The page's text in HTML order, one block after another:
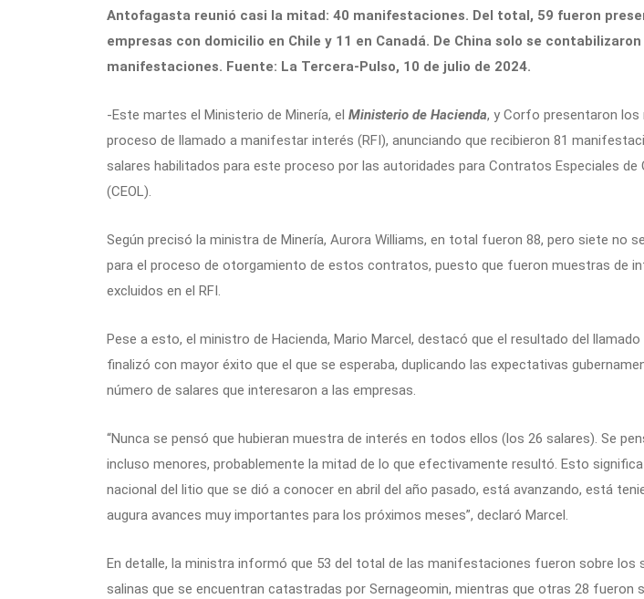
Antofagasta reunió casi la mitad: 40 manifestaciones. Del total, 59 fueron
empresas con domicilio en Chile y 11 en Canadá. De China solo se contabilizaron
manifestaciones. Fuente: La Tercera-Pulso, 10 de julio de 2024.
-Este martes el Ministerio de Minería, el Ministerio de Hacienda, y Corfo presentaron los
proceso de llamado a manifestar interés (RFI), anunciando que recibieron 81
salares habilitados para este proceso por las autoridades para Contratos Especiales de
(CEOL).
Según precisó la ministra de Minería, Aurora Williams, en total fueron 88, pero siete no
para el proceso de otorgamiento de estos contratos, puesto que fueron muestras de
excluidos en el RFI.
Pese a esto, el ministro de Hacienda, Mario Marcel, destacó que el resultado del
finalizó con mayor éxito que el que se esperaba, duplicando las expectativas
número de salares que interesaron a las empresas.
“Nunca se pensó que hubieran muestra de interés en todos ellos (los 26 salares). Se
incluso menores, probablemente la mitad de lo que efectivamente resultó. Esto
nacional del litio que se dió a conocer en abril del año pasado, está avanzando, está
augura avances muy importantes para los próximos meses”, declaró Marcel.
En detalle, la ministra informó que 53 del total de las manifestaciones fueron sobre los
salinas que se encuentran catastradas por Sernageomin, mientras que otras 28 fueron